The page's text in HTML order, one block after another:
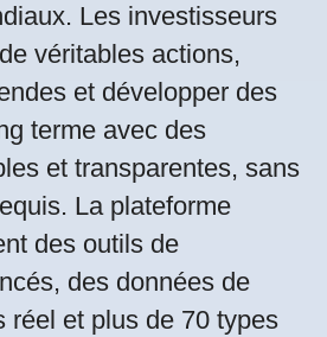
Les investisseurs
véritables actions,
et développer des
terme avec des
et transparentes, sans
La plateforme
des outils de
des données de
réel et plus de 70 types